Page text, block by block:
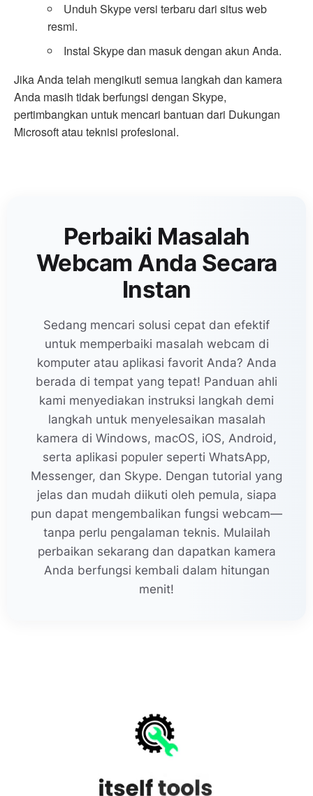
Unduh Skype versi terbaru dari situs web
resmi.
Instal Skype dan masuk dengan akun Anda.
Jika Anda telah mengikuti semua langkah dan kamera
Anda masih tidak berfungsi dengan Skype,
pertimbangkan untuk mencari bantuan dari Dukungan
Microsoft atau teknisi profesional.
Perbaiki Masalah
Webcam Anda Secara
Instan
Sedang mencari solusi cepat dan efektif
untuk memperbaiki masalah webcam di
komputer atau aplikasi favorit Anda? Anda
berada di tempat yang tepat! Panduan ahli
kami menyediakan instruksi langkah demi
langkah untuk menyelesaikan masalah
kamera di Windows, macOS, iOS, Android,
serta aplikasi populer seperti WhatsApp,
Messenger, dan Skype. Dengan tutorial yang
jelas dan mudah diikuti oleh pemula, siapa
pun dapat mengembalikan fungsi webcam—
tanpa perlu pengalaman teknis. Mulailah
perbaikan sekarang dan dapatkan kamera
Anda berfungsi kembali dalam hitungan
menit!